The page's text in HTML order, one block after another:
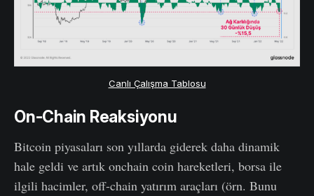
Canlı Çalışma Tablosu
On-Chain Reaksiyonu
Bitcoin piyasaları son yıllarda giderek daha dinamik
hale geldi ve artık onchain coin hareketleri, borsa ile
ilgili hacimler, off-chain yatırım araçları (örn. Bunu